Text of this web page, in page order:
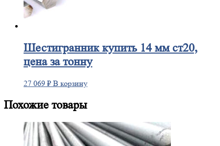
Шестигранниккупить 14 мм ст20,
цена за тонну
27 069 ₽ В корзину
Похожие товары